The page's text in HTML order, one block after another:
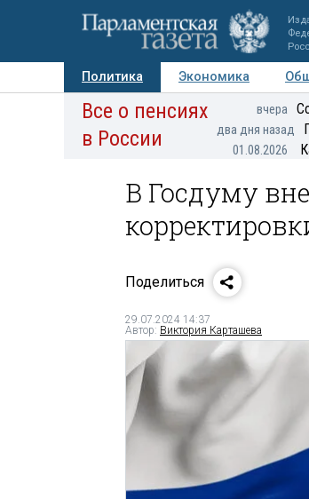
Политика Экономика
Авторы Персоны Мнения
Все о пенсиях
в России
вчера
два дня назад
01.08.2026
В Госдуму
Поделиться
29.07.2024 14:37
Автор: Виктория Карташева